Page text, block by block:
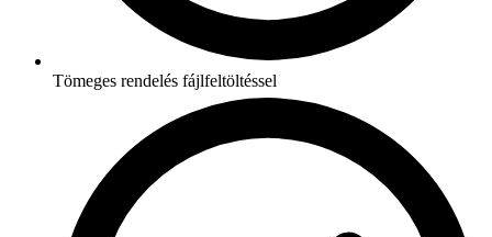
Tömeges rendelés fájlfeltöltéssel